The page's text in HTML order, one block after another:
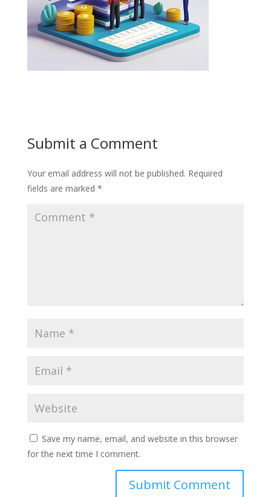
Submit a Comment
Your email address will not be published. Required
fields are marked *
Save my name, email, and website in this browser
for the next time I comment.